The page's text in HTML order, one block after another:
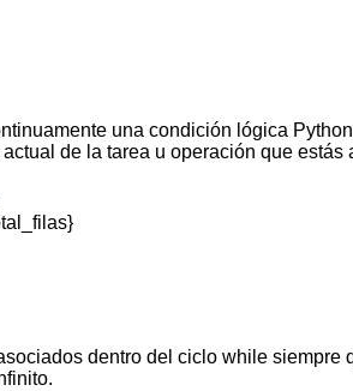
una condición lógica
de la tarea u operación que estás
dentro del ciclo while siempre